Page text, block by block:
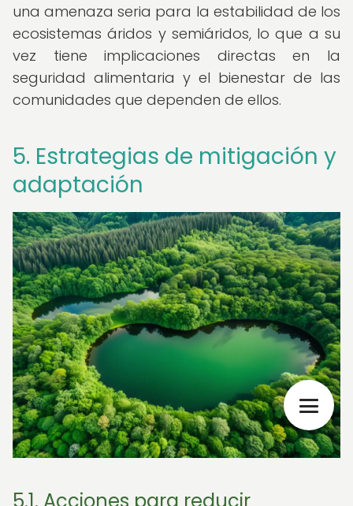
una amenaza seria para la estabilidad de los
ecosistemas áridos y semiáridos, lo que a su
vez tiene implicaciones directas en la
seguridad alimentaria y el bienestar de las
comunidades que dependen de ellos.
5. Estrategias de mitigación y
adaptación